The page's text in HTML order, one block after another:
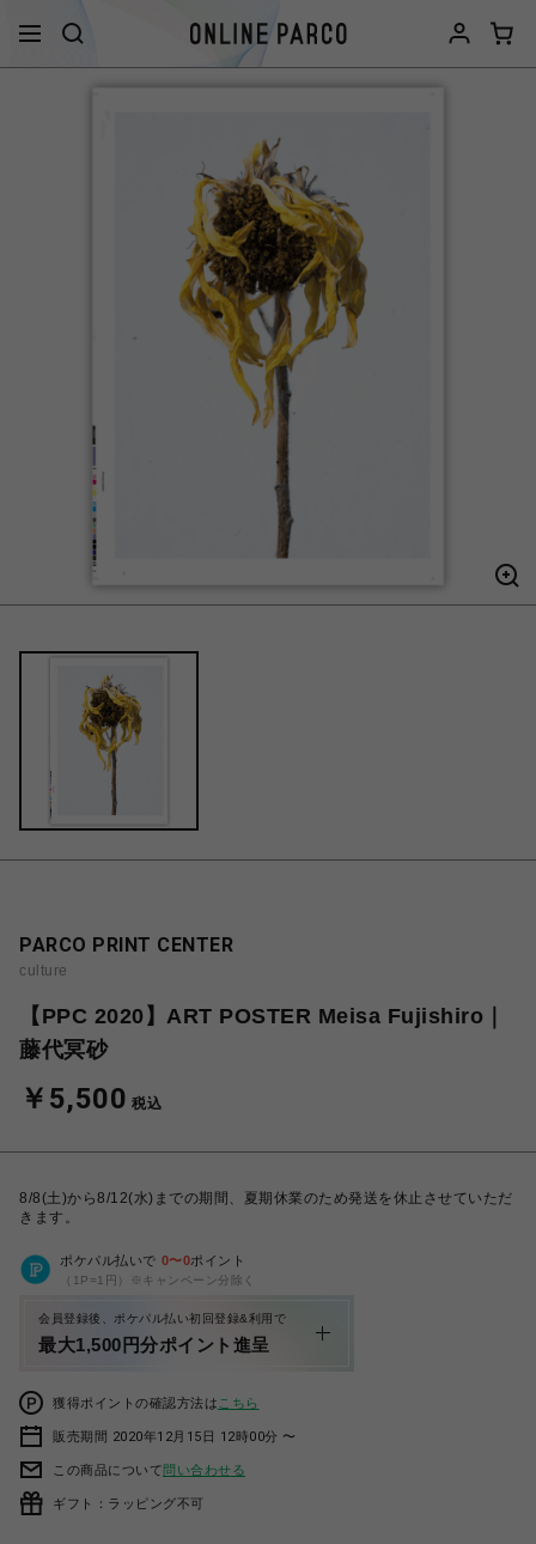
PARCO PRINT CENTER
culture
【PPC 2020】ART POSTER Meisa Fujishiro｜
藤代冥砂
￥5,500 税込
8/8(土)から8/12(水)までの期間、夏期休業のため発送を休止させていただ
きます。
ポケパル払いで 0〜0ポイント
（1P=1円）※キャンペーン分除く
会員登録後、ポケパル払い初回登録&利用で
最大1,500円分ポイント進呈
獲得ポイントの確認方法は こちら
販売期間 2020年12月15日 12時00分 〜
この商品について問い合わせる
ギフト：ラッピング不可